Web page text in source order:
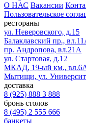
О НАС Вакансии
Пользовательское
рестораны
ул. Неверовского, д.15
Балаклавский пр.,
пр. Андропова, вл.21А
ул. Стартовая, д.12
МКАД, 19-ый км.,
Мытищи, ул.
доставка
8 (925) 888 3 888
бронь столов
8 (495) 2 555 666
банкеты